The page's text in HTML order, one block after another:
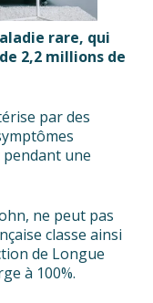
rare, qui
2,2 millions de
par des
une
ne peut pas
classe ainsi
de Longue
à 100%.